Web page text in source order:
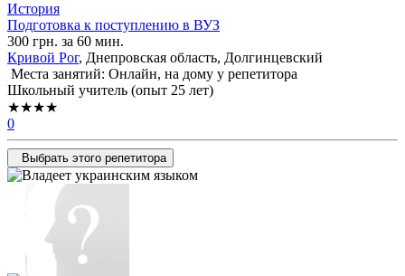
История
Подготовка к поступлению в ВУЗ
300 грн. за 60 мин.
Кривой Рог, Днепровская область, Долгинцевский
Места занятий: Онлайн, на дому у репетитора
Школьный учитель (опыт 25 лет)
★★★★
0
Выбрать этого репетитора